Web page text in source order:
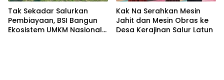
Tak Sekadar Salurkan
Pembiayaan, BSI Bangun
Ekosistem UMKM Nasional
Kak Na Serahkan Mesin
Jahit dan Mesin Obras ke
Desa Kerajinan Salur Latun